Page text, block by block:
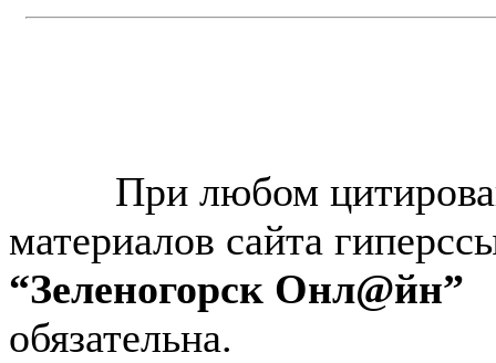
При любом
материалов сайта
“Зеленогорск Онл@йн”
обязательна.